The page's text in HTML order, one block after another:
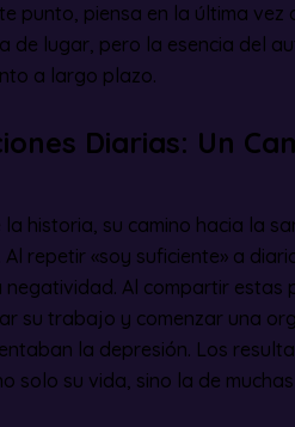
punto, piensa en la última vez
de lugar, pero la esencia del
a largo plazo.
Diarias: Un
historia, su camino hacia la
repetir «soy suficiente» a
Al compartir estas
su trabajo y comenzar una
la depresión. Los
solo su vida, sino la de